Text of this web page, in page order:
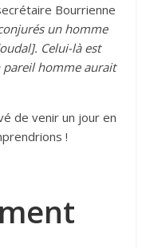
Bourrienne
un homme
Celui-là est
pareil homme aurait
de venir un jour en
!